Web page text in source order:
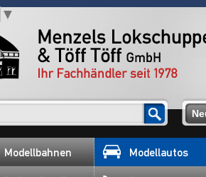
▼
Modellbahnen Modellautos